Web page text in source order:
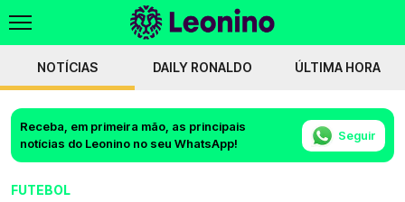
NOTÍCIAS DAILY RONALDO ÚLTIMA HORA
Receba, em primeira mão, as principais
notícias do Leonino no seu WhatsApp!
Seguir
FUTEBOL